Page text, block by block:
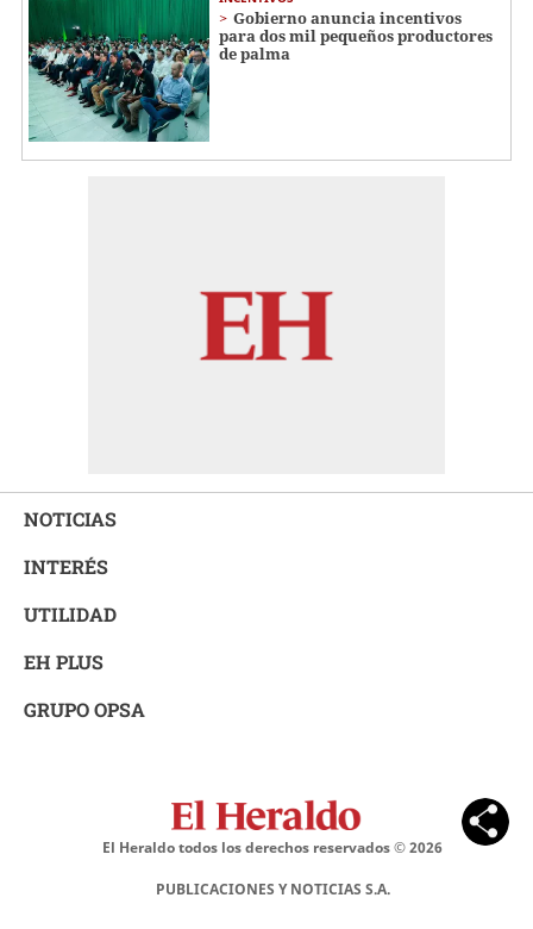
Gobierno anuncia incentivos
para dos mil pequeños productores
de palma
NOTICIAS
INTERÉS
UTILIDAD
EH PLUS
GRUPO OPSA
El Heraldo todos los derechos reservados ©2026
PUBLICACIONES Y NOTICIAS S.A.